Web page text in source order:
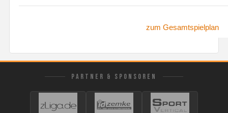
zum Gesamtspielplan
PARTNER & SPONSOREN